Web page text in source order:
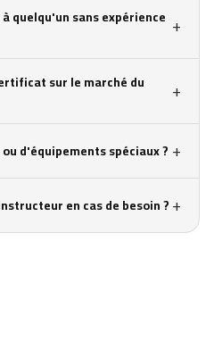
quelqu'un sans expérience +
sur le marché du +
d'équipements spéciaux ? +
en cas de besoin ?+